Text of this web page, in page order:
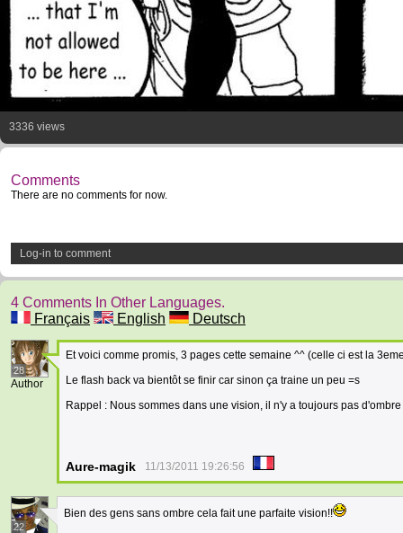
3336 views
Comments
There are no comments for now.
Log-in to comment
4 Comments In Other Languages.
Français
English Deutsch
28
Author
Et voici comme promis, 3 pages cette semaine ^^ (celle ci est la
Le flash back va bientôt se finir car sinon ça traine un peu =s
Rappel : Nous sommes dans une vision, il n'y a toujours pas d'ombre
Aure-magik 11/13/2011 19:26:56
22
Bien des gens sans ombre cela fait une parfaite vision!!